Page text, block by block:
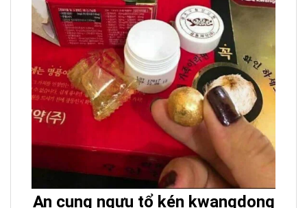
An cung ngưu tổ kén kwangdong